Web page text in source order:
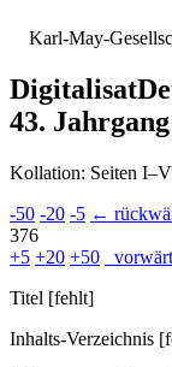
Karl-May-G
Digitalisat
43.
Kollation: Seiten
-50 -20 -5 ←
376
+5 +20 +50
Titel [fehlt]
Inhalts-Verzeichnis